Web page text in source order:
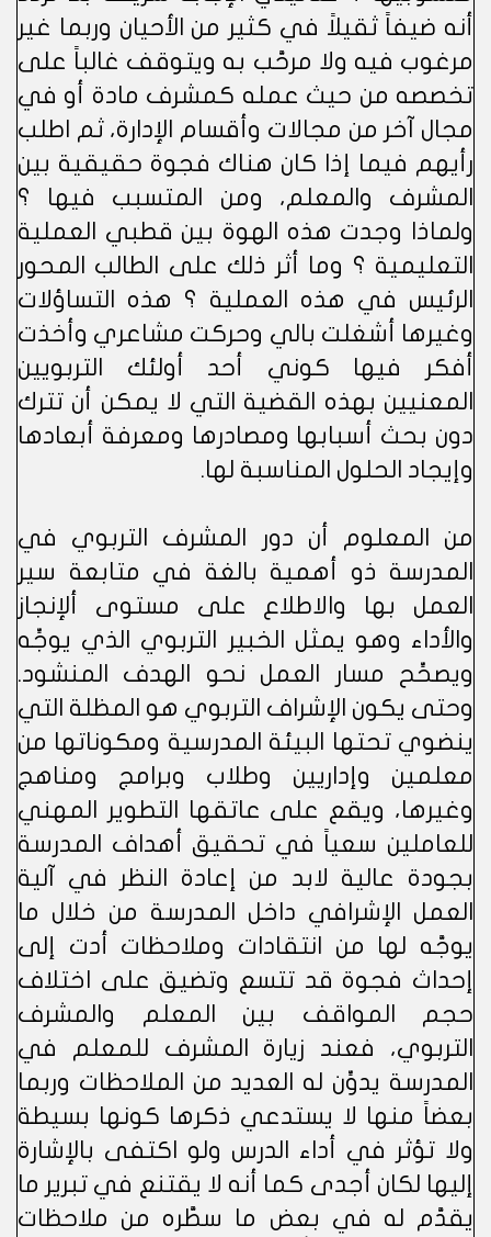
أنه ضيفاً ثقيلاً في كثير من الأحيان وربما غير
مرغوب فيه ولا مرحَّب به ويتوقف غالباً على
تخصصه من حيث عمله كمشرف مادة أو في
مجال آخر من مجالات وأقسام الإدارة، ثم اطلب
رأيهم فيما إذا كان هناك فجوة حقيقية بين
المشرف والمعلم، ومن المتسبب فيها ؟
ولماذا وجدت هذه الهوة بين قطبي العملية
التعليمية ؟ وما أثر ذلك على الطالب المحور
الرئيس في هذه العملية ؟ هذه التساؤلات
وغيرها أشغلت بالي وحركت مشاعري وأخذت
أفكر فيها كوني أحد أولئك التربويين
المعنيين بهذه القضية التي لا يمكن أن تترك
دون بحث أسبابها ومصادرها ومعرفة أبعادها
وإيجاد الحلول المناسبة لها.
من المعلوم أن دور المشرف التربوي في
المدرسة ذو أهمية بالغة في متابعة سير
العمل بها والاطلاع على مستوى ألإنجاز
والأداء وهو يمثل الخبير التربوي الذي يوجِّه
ويصحِّح مسار العمل نحو الهدف المنشود.
وحتى يكون الإشراف التربوي هو المظلة التي
ينضوي تحتها البيئة المدرسية ومكوناتها من
معلمين وإداريين وطلاب وبرامج ومناهج
وغيرها، ويقع على عاتقها التطوير المهني
للعاملين سعياً في تحقيق أهداف المدرسة
بجودة عالية لابد من إعادة النظر في آلية
العمل الإشرافي داخل المدرسة من خلال ما
يوجَّه لها من انتقادات وملاحظات أدت إلى
إحداث فجوة قد تتسع وتضيق على اختلاف
حجم المواقف بين المعلم والمشرف
التربوي، فعند زيارة المشرف للمعلم في
المدرسة يدوِّن له العديد من الملاحظات وربما
بعضاً منها لا يستدعي ذكرها كونها بسيطة
ولا تؤثر في أداء الدرس ولو اكتفى بالإشارة
إليها لكان أجدى كما أنه لا يقتنع في تبرير ما
يقدَّم له في بعض ما سطَّره من ملاحظات